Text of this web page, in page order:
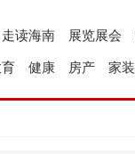
展览展会
走读海南
家装
房产
健康